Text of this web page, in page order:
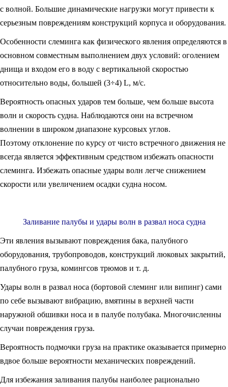
с волной. Большие динамические нагрузки могут привести к
серьезным повреждениям конструкций корпуса и оборудования.
Особенности слеминга как физического явления определяются в
основном совместным выполнением двух условий: оголением
днища и входом его в воду с вертикальной скоростью
относительно воды, большей (3÷4) L, м/с.
Вероятность опасных ударов тем больше, чем больше высота
волн и скорость судна. Наблюдаются они на встречном
волнении в широком диапазоне курсовых углов.
Поэтому отклонение по курсу от чисто встречного движения не
всегда является эффективным средством избежать опасности
слеминга. Избежать опасные удары волн легче снижением
скорости или увеличением осадки судна носом.
Заливание палубы и удары волн в развал носа судна
Эти явления вызывают повреждения бака, палубного
оборудования, трубопроводов, конструкций люковых закрытий,
палубного груза, комингсов трюмов и т. д.
Удары волн в развал носа (бортовой слеминг или випинг) сами
по себе вызывают вибрацию, вмятины в верхней части
наружной обшивки носа и в палубе полубака. Многочисленны
случаи повреждения груза.
Вероятность подмочки груза на практике оказывается примерно
вдвое больше вероятности механических повреждений.
Для избежания заливания палубы наиболее рационально